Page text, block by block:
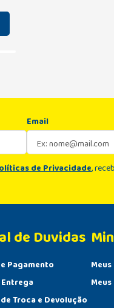
Email
de Privacidade,
de Duvidas
Pagamento
Troca e Devolução